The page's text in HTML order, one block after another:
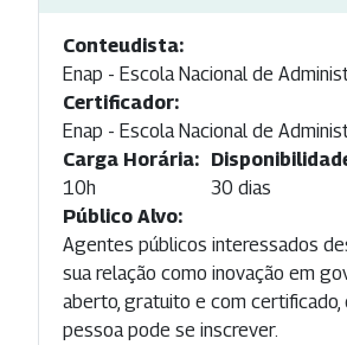
Conteudista:
Enap - Escola Nacional de
Certificador:
Enap - Escola Nacional de
Carga Horária:
10h
30 dias
Público Alvo:
Agentes públicos interessados
sua relação como inovação em
aberto, gratuito e com certificado,
pessoa pode se inscrever.